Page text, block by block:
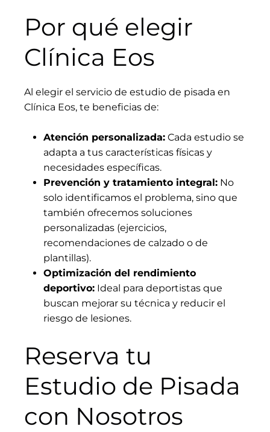
Por qué elegir
Clínica Eos
Al elegir el servicio de estudio de pisada en
Clínica Eos, te beneficias de:
Atención personalizada: Cada estudio se
adapta a tus características físicas y
necesidades específicas.
Prevención y tratamiento integral: No
solo identificamos el problema, sino que
también ofrecemos soluciones
personalizadas (ejercicios,
recomendaciones de calzado o de
plantillas).
Optimización del rendimiento
deportivo: Ideal para deportistas que
buscan mejorar su técnica y reducir el
riesgo de lesiones.
Reserva tu
Estudio de Pisada
con Nosotros